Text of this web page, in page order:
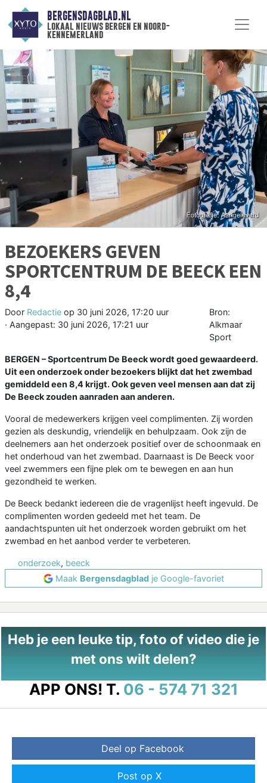
BERGENSDAGBLAD.NL
lokaal nieuws bergen en noord-
kennemerland
BEZOEKERS GEVEN
SPORTCENTRUM DE BEECK EEN
8,4
Door Redactie op 30 juni 2026, 17:20 uur
· Aangepast: 30 juni 2026, 17:21 uur
Bron:
Alkmaar
Sport
BERGEN – Sportcentrum De Beeck wordt goed gewaardeerd.
Uit een onderzoek onder bezoekers blijkt dat het zwembad
gemiddeld een 8,4 krijgt. Ook geven veel mensen aan dat zij
De Beeck zouden aanraden aan anderen.
Vooral de medewerkers krijgen veel complimenten. Zij worden
gezien als deskundig, vriendelijk en behulpzaam. Ook zijn de
deelnemers aan het onderzoek positief over de schoonmaak en
het onderhoud van het zwembad. Daarnaast is De Beeck voor
veel zwemmers een fijne plek om te bewegen en aan hun
gezondheid te werken.
De Beeck bedankt iedereen die de vragenlijst heeft ingevuld. De
complimenten worden gedeeld met het team. De
aandachtspunten uit het onderzoek worden gebruikt om het
zwembad en het aanbod verder te verbeteren.
onderzoek, beeck
Maak Bergensdagbladje Google-favoriet
Heb je een leuke tip, foto of video die je
met ons wilt delen?
APP ONS! T. 06 - 574 71 321
Deel op Facebook
Post op X